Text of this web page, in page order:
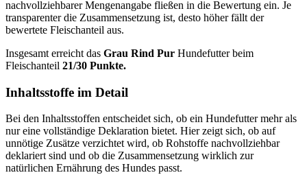
nachvollziehbarer Mengenangabe fließen in die Bewertung ein. Je
transparenter die Zusammensetzung ist, desto höher fällt der
bewertete Fleischanteil aus.
Insgesamt erreicht das Grau Rind Pur Hundefutter beim
Fleischanteil 21/30 Punkte.
Inhaltsstoffe im Detail
Bei den Inhaltsstoffen entscheidet sich, ob ein Hundefutter mehr als
nur eine vollständige Deklaration bietet. Hier zeigt sich, ob auf
unnötige Zusätze verzichtet wird, ob Rohstoffe nachvollziehbar
deklariert sind und ob die Zusammensetzung wirklich zur
natürlichen Ernährung des Hundes passt.